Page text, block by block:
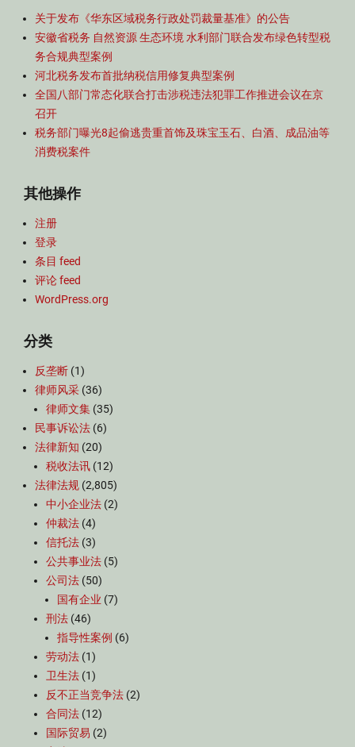
关于发布《华东区域税务行政处罚裁量基准》的公告
安徽省税务 自然资源 生态环境 水利部门联合发布绿色转型税
务合规典型案例
河北税务发布首批纳税信用修复典型案例
全国八部门常态化联合打击涉税违法犯罪工作推进会议在京
召开
税务部门曝光8起偷逃贵重首饰及珠宝玉石、白酒、成品油等
消费税案件
其他操作
注册
登录
条目 feed
评论 feed
WordPress.org
分类
反垄断 (1)
律师风采 (36)
律师文集 (35)
民事诉讼法 (6)
法律新知 (20)
税收法讯 (12)
法律法规 (2,805)
中小企业法 (2)
仲裁法 (4)
信托法 (3)
公共事业法 (5)
公司法 (50)
国有企业 (7)
刑法 (46)
指导性案例 (6)
劳动法 (1)
卫生法 (1)
反不正当竞争法 (2)
合同法 (12)
国际贸易 (2)